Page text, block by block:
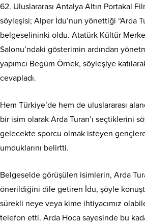
62. Uluslararası Antalya Altın Portakal
söyleşisi; Alper İdu’nun yönettiği “Arda
belgeselininki oldu. Atatürk Kültür
Salonu’ndaki gösterimin ardından
yapımcı Begüm Örnek, söyleşiye
cevapladı.
Hem Türkiye’de hem de uluslararası
bir isim olarak Arda Turan’ı seçtiklerini
gelecekte sporcu olmak isteyen
umduklarını belirtti.
Belgeselde görüşülen isimlerin, Arda
önerildiğini dile getiren İdu, şöyle
sürekli neye veya kime ihtiyacımız
telefon etti. Arda Hoca sayesinde bu